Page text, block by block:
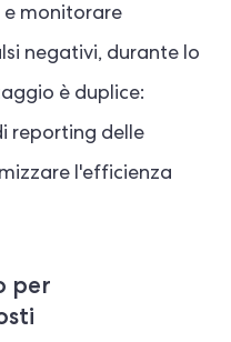
e monitorare
negativi, durante lo
è duplice:
reporting delle
l'efficienza
per